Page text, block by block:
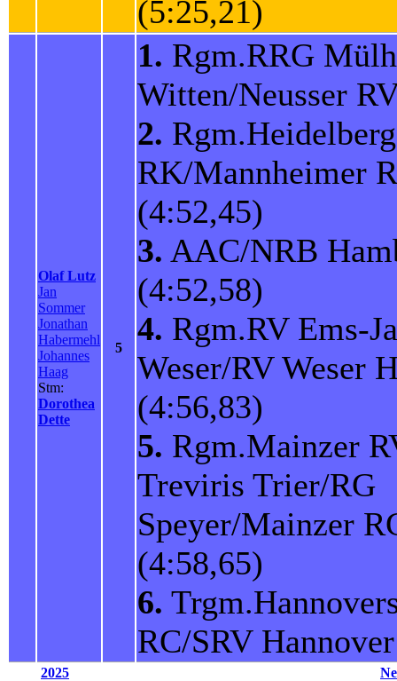
(5:25,21)
Olaf Lutz
Jan
Sommer
Jonathan
Habermehl
Johannes
Haag
Stm:
Dorothea
Dette
5
1. Rgm.RRG
Witten/Neusser
2.
RK/Mannheimer
(4:52,45)
3. AAC/NRB
(4:52,58)
4. Rgm.RV Ems-
Weser/RV Weser
(4:56,83)
5. Rgm.Mainzer
Treviris Trier/RG
Speyer/Mainzer
(4:58,65)
6.
RC/SRV
2025